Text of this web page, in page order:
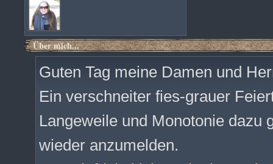
Über mich...
Guten Tag meine Damen und
Ein verschneiter fies-grauer
Langeweile und Monotonie dazu
wieder anzumelden.